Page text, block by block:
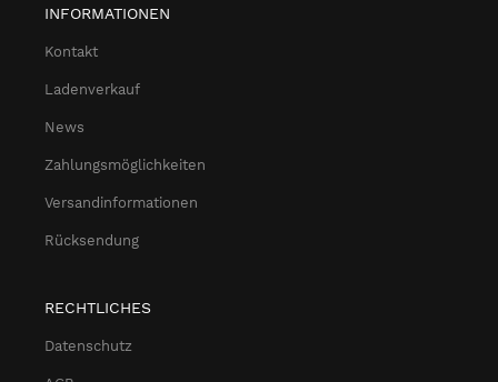
INFORMATIONEN
Kontakt
Ladenverkauf
News
Zahlungsmöglichkeiten
Versandinformationen
Rücksendung
RECHTLICHES
Datenschutz